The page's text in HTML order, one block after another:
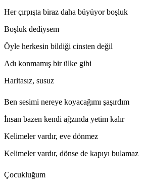
Her çırpışta biraz daha büyüyor boşluk
Boşluk dediysem
Öyle herkesin bildiği cinsten değil
Adı konmamış bir ülke gibi
Haritasız, susuz
Ben sesimi nereye koyacağımı şaşırdım
İnsan bazen kendi ağzında yetim kalır
Kelimeler vardır, eve dönmez
Kelimeler vardır, dönse de kapıyı bulamaz
Çocukluğum